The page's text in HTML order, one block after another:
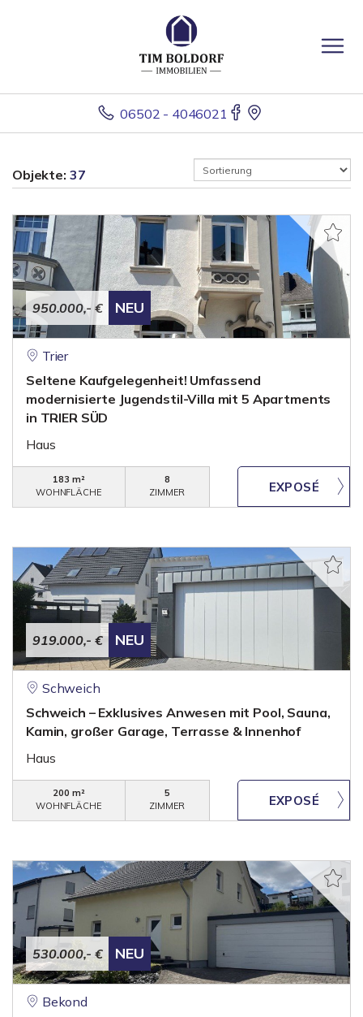
06502 - 4046021
Objekte: 37
950.000,- € NEU
Trier
Seltene Kaufgelegenheit! Umfassend
modernisierte Jugendstil-Villa mit 5 Apartments
in TRIER SÜD
Haus
183 m²
WOHNFLÄCHE
8
ZIMMER
919.000,- € NEU
Schweich
Schweich – Exklusives Anwesen mit Pool, Sauna,
Kamin, großer Garage, Terrasse & Innenhof
Haus
200 m²
WOHNFLÄCHE
5
ZIMMER
530.000,- € NEU
Bekond